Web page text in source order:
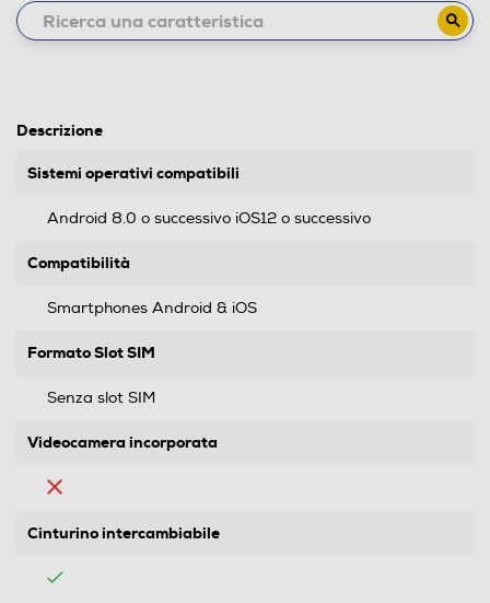
Descrizione
Sistemi operativi compatibili
Android 8.0 o successivo iOS12 o successivo
Compatibilità
Smartphones Android & iOS
Formato Slot SIM
Senza slot SIM
Videocamera incorporata
Cinturino intercambiabile